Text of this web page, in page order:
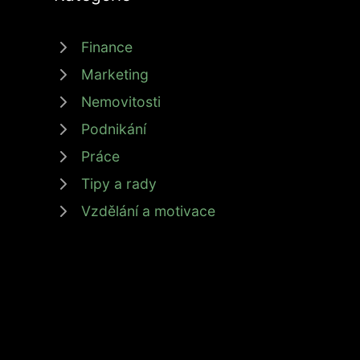
Finance
Marketing
Nemovitosti
Podnikání
Práce
Tipy a rady
Vzdělání a motivace